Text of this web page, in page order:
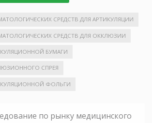
СРЕДСТВ ДЛЯ АРТИКУЛЯЦИИ
СРЕДСТВ ДЛЯ ОККЛЮЗИИ
БУМАГИ
СПРЕЯ
ФОЛЬГИ
по рынку медицинского